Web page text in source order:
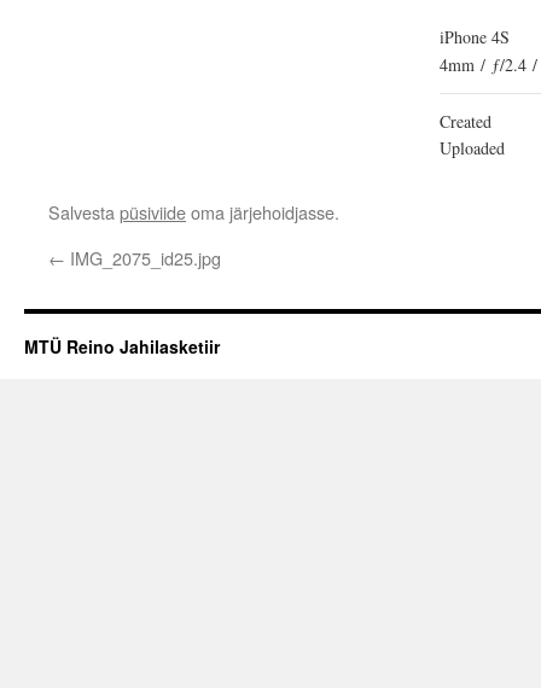
iPhone 4S
4mm / ƒ/2.4 /
Created
Uploaded
Salvesta püsiviideoma järjehoidjasse.
← IMG_2075_id25.jpg
MTÜ Reino Jahilasketiir